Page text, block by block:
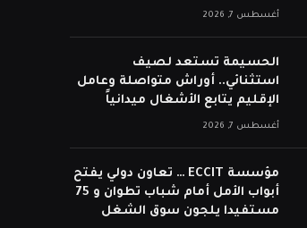
أغسطس 7, 2026
الحسيمة تستعد لصيف
استثنائي.. أوراش متواصلة وعامل
الإقليم يتابع الأشغال ميدانياً
أغسطس 7, 2026
مؤسسة ECCIT … تعاون دولي يفتح
أبواب الأمل أمام شباب تطوان و 75
مستفيدا يلجون سوق الشغل